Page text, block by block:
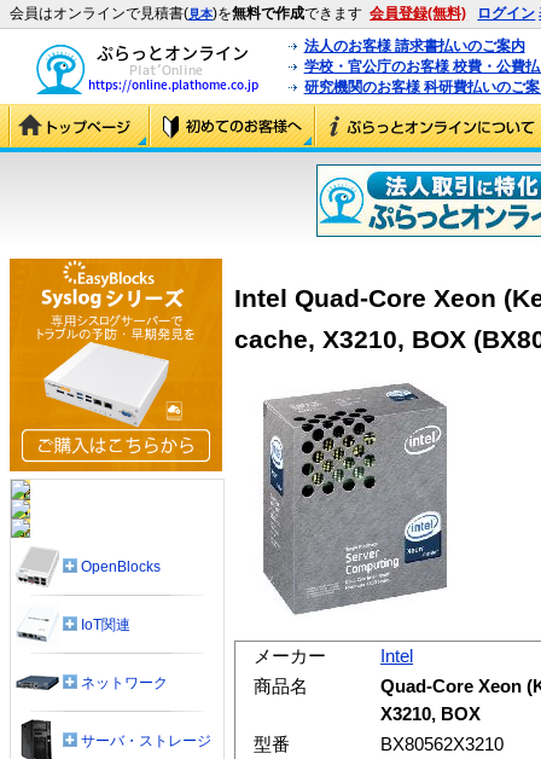
会員はオンラインで見積書(見本)を無料で作成できます 会員登録(無料) ログイン
法人のお客様 請求書払いのご案内
学校・官公庁のお客様 校費・公費
研究機関のお客様 科研費払いのご
Intel Quad-Core Xeon
cache, X3210, BOX
メーカー
Intel
商品名
Quad-Core Xeon
X3210, BOX
型番
BX80562X3210
OpenBlocks
IoT関連
ネットワーク
サーバ・ストレージ